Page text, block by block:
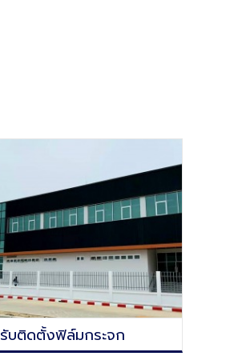
รับติดตั้งฟิล์มกระจก